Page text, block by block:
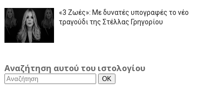
«3 Ζωές»: Με δυνατές υπογραφές το νέο
τραγούδι της Στέλλας Γρηγορίου
Αναζήτηση αυτού του ιστολογίου